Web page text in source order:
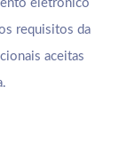
eletrônico
requisitos da
aceitas